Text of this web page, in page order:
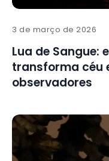
3 de março de 2026
Lua de Sangue:
transforma céu
observadores